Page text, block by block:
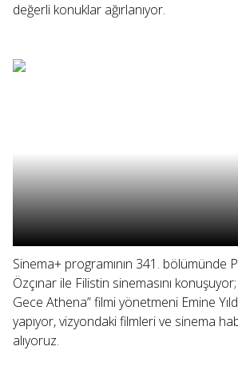
değerli konuklar ağırlanıyor.
Sinema+ programının 341. bölümünde
Özçınar ile Filistin sinemasını
Gece Athena” filmi yönetmeni Emine
yapıyor, vizyondaki filmleri ve sinema
alıyoruz.